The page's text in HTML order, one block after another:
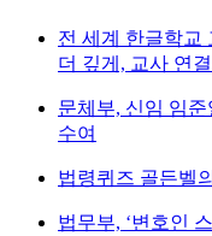
전 세계 한글학교
더 깊게, 교사 연
문체부, 신임 임
수여
법령퀴즈 골든벨
법무부, ‘변호인